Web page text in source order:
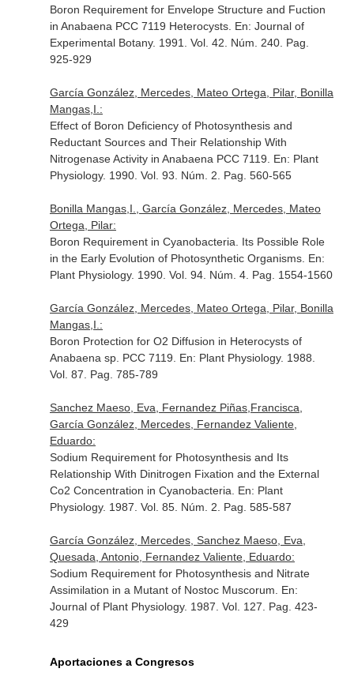
Boron Requirement for Envelope Structure and Fuction
in Anabaena PCC 7119 Heterocysts. En: Journal of
Experimental Botany. 1991. Vol. 42. Núm. 240. Pag.
925-929
García González, Mercedes, Mateo Ortega, Pilar, Bonilla
Mangas,I.:
Effect of Boron Deficiency of Photosynthesis and
Reductant Sources and Their Relationship With
Nitrogenase Activity in Anabaena PCC 7119. En: Plant
Physiology. 1990. Vol. 93. Núm. 2. Pag. 560-565
Bonilla Mangas,I., García González, Mercedes, Mateo
Ortega, Pilar:
Boron Requirement in Cyanobacteria. Its Possible Role
in the Early Evolution of Photosynthetic Organisms. En:
Plant Physiology. 1990. Vol. 94. Núm. 4. Pag. 1554-1560
García González, Mercedes, Mateo Ortega, Pilar, Bonilla
Mangas,I.:
Boron Protection for O2 Diffusion in Heterocysts of
Anabaena sp. PCC 7119. En: Plant Physiology. 1988.
Vol. 87. Pag. 785-789
Sanchez Maeso, Eva, Fernandez Piñas,Francisca,
García González, Mercedes, Fernandez Valiente,
Eduardo:
Sodium Requirement for Photosynthesis and Its
Relationship With Dinitrogen Fixation and the External
Co2 Concentration in Cyanobacteria. En: Plant
Physiology. 1987. Vol. 85. Núm. 2. Pag. 585-587
García González, Mercedes, Sanchez Maeso, Eva,
Quesada, Antonio, Fernandez Valiente, Eduardo:
Sodium Requirement for Photosynthesis and Nitrate
Assimilation in a Mutant of Nostoc Muscorum. En:
Journal of Plant Physiology. 1987. Vol. 127. Pag. 423-
429
Aportaciones a Congresos